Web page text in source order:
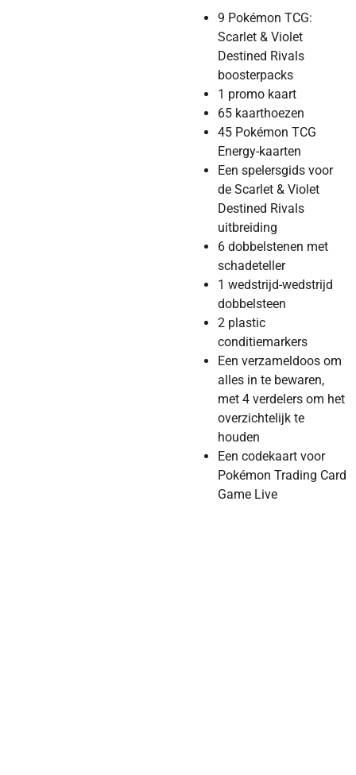
9 Pokémon TCG:
Scarlet & Violet
Destined Rivals
boosterpacks
1 promo kaart
65 kaarthoezen
45 Pokémon TCG
Energy-kaarten
Een spelersgids voor
de Scarlet & Violet
Destined Rivals
uitbreiding
6 dobbelstenen met
schadeteller
1 wedstrijd-wedstrijd
dobbelsteen
2 plastic
conditiemarkers
Een verzameldoos om
alles in te bewaren,
met 4 verdelers om het
overzichtelijk te
houden
Een codekaart voor
Pokémon Trading Card
Game Live